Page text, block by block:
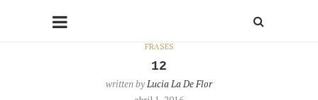
FRASES
12
written byLucia La De Flor